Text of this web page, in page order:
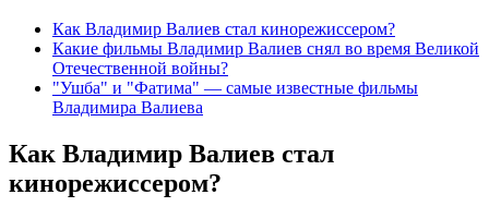
Как Владимир Валиев стал кинорежиссером?
Какие фильмы Владимир Валиев снял во время Великой
Отечественной войны?
"Ушба" и "Фатима" — самые известные фильмы
Владимира Валиева
Как Владимир Валиев стал
кинорежиссером?